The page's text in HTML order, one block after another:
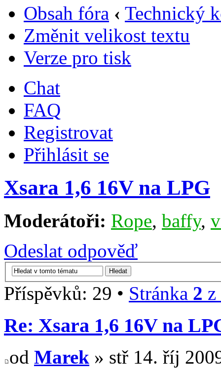
Obsah fóra ‹ Technický
Změnit velikost textu
Verze pro tisk
Chat
FAQ
Registrovat
Přihlásit se
Xsara 1,6 16V na LPG
Moderátoři: Rope, baffy,
Odeslat odpověď
Příspěvků: 29 • Stránka 2 z
Re: Xsara 1,6 16V na
od Marek » stř 14. říj